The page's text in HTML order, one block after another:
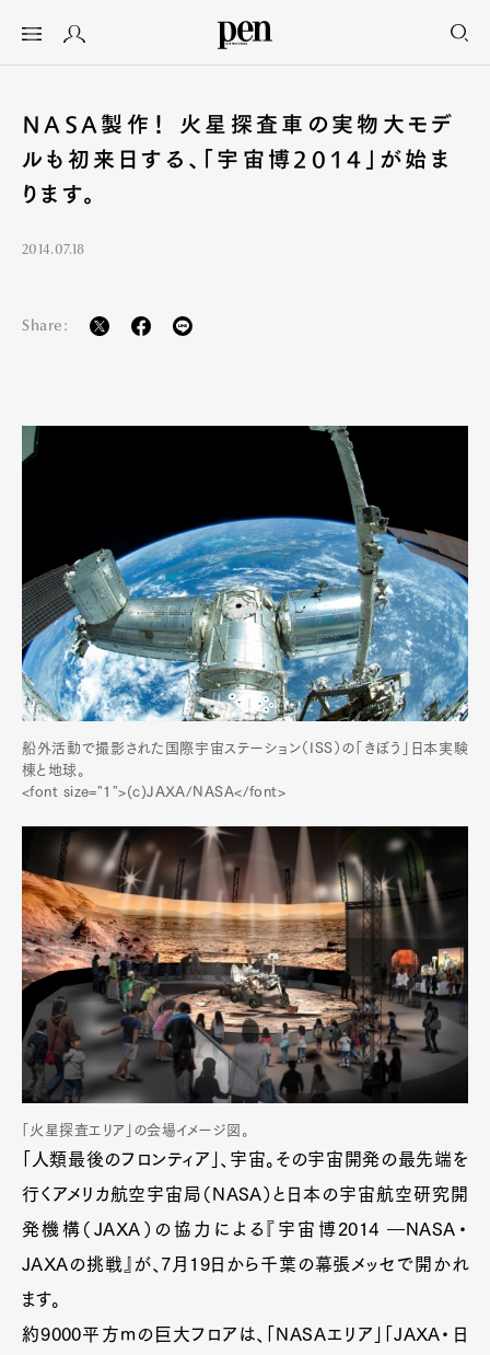
NASA製作！ 火星探査車の実物大モデ
ルも初来日する、「宇宙博2014」が始ま
ります。
2014.07.18
Share:
船外活動で撮影された国際宇宙ステーション（ISS）の「きぼう」日本実験
棟と地球。
<font size="1">(c)JAXA/NASA</font>
「火星探査エリア」の会場イメージ図。
「人類最後のフロンティア」、宇宙。その宇宙開発の最先端を
行くアメリカ航空宇宙局（NASA）と日本の宇宙航空研究開
発機構（JAXA）の協力による『宇宙博2014 ―NASA・
JAXAの挑戦』が、7月19日から千葉の幕張メッセで開かれ
ます。
約9000平方mの巨大フロアは、「NASAエリア」「JAXA・日